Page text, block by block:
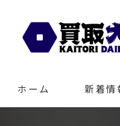
ホーム 新着情